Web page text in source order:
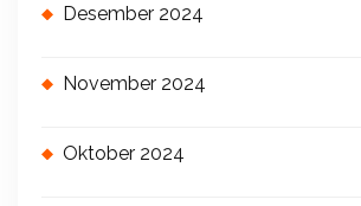
Desember 2024
November 2024
Oktober 2024